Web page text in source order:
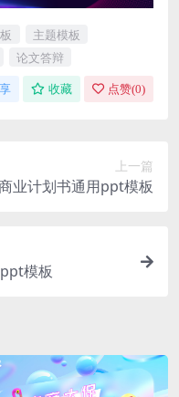
主题模板
论文答辩
收藏 点赞(0)
上一篇
业计划书通用ppt模板
模板